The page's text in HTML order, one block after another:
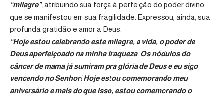
“milagre”,atribuindo sua força à perfeição do poder divino
que se manifestou em sua fragilidade. Expressou, ainda, sua
profunda gratidão e amor a Deus.
“Hoje estou celebrando este milagre, a vida, o poder de
Deus aperfeiçoado na minha fraqueza. Os nódulos do
câncer de mama já sumiram pra glória de Deus e eu sigo
vencendo no Senhor! Hoje estou comemorando meu
aniversário e mais do que isso, estou comemorando o